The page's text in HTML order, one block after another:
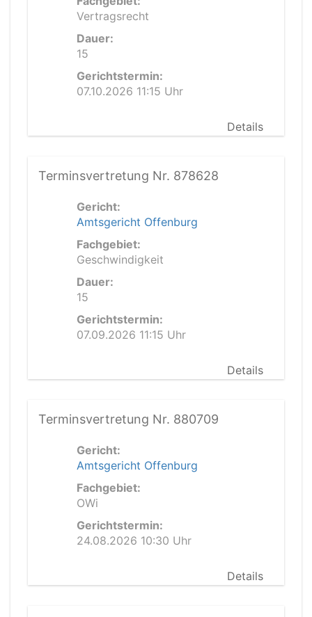
Vertragsrecht
Dauer:
15
Gerichtstermin:
07.10.2026 11:15 Uhr
Details
Terminsvertretung Nr. 878628
Gericht:
Amtsgericht Offenburg
Fachgebiet:
Geschwindigkeit
Dauer:
15
Gerichtstermin:
07.09.2026 11:15 Uhr
Details
Terminsvertretung Nr. 880709
Gericht:
Amtsgericht Offenburg
Fachgebiet:
OWi
Gerichtstermin:
24.08.2026 10:30 Uhr
Details